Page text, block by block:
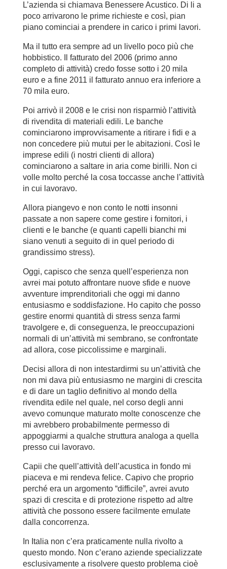
L’azienda si chiamava Benessere Acustico. Di li a
poco arrivarono le prime richieste e così, pian
piano cominciai a prendere in carico i primi lavori.
Ma il tutto era sempre ad un livello poco più che
hobbistico. Il fatturato del 2006 (primo anno
completo di attività) credo fosse sotto i 20 mila
euro e a fine 2011 il fatturato annuo era inferiore a
70 mila euro.
Poi arrivò il 2008 e le crisi non risparmiò l’attività
di rivendita di materiali edili. Le banche
cominciarono improvvisamente a ritirare i fidi e a
non concedere più mutui per le abitazioni. Così le
imprese edili (i nostri clienti di allora)
cominciarono a saltare in aria come birilli. Non ci
volle molto perché la cosa toccasse anche l’attività
in cui lavoravo.
Allora piangevo e non conto le notti insonni
passate a non sapere come gestire i fornitori, i
clienti e le banche (e quanti capelli bianchi mi
siano venuti a seguito di in quel periodo di
grandissimo stress).
Oggi, capisco che senza quell’esperienza non
avrei mai potuto affrontare nuove sfide e nuove
avventure imprenditoriali che oggi mi danno
entusiasmo e soddisfazione. Ho capito che posso
gestire enormi quantità di stress senza farmi
travolgere e, di conseguenza, le preoccupazioni
normali di un’attività mi sembrano, se confrontate
ad allora, cose piccolissime e marginali.
Decisi allora di non intestardirmi su un’attività che
non mi dava più entusiasmo ne margini di crescita
e di dare un taglio definitivo al mondo della
rivendita edile nel quale, nel corso degli anni
avevo comunque maturato molte conoscenze che
mi avrebbero probabilmente permesso di
appoggiarmi a qualche struttura analoga a quella
presso cui lavoravo.
Capii che quell’attività dell’acustica in fondo mi
piaceva e mi rendeva felice. Capivo che proprio
perché era un argomento “difficile”, avrei avuto
spazi di crescita e di protezione rispetto ad altre
attività che possono essere facilmente emulate
dalla concorrenza.
In Italia non c’era praticamente nulla rivolto a
questo mondo. Non c’erano aziende specializzate
esclusivamente a risolvere questo problema cioè